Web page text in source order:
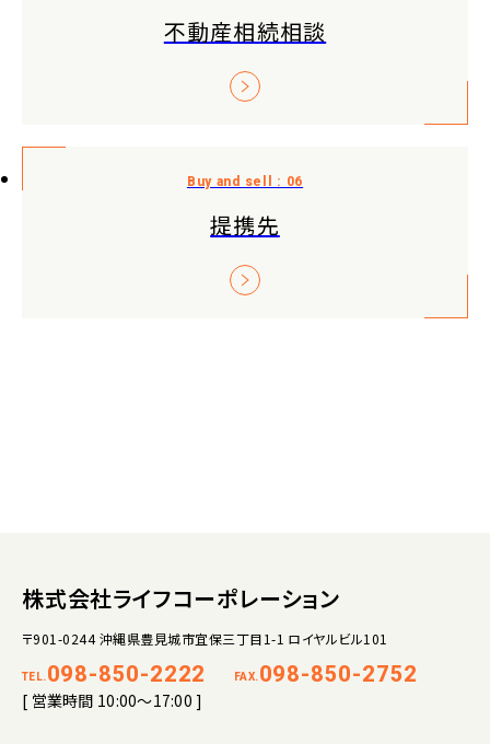
不動産相続相談
提携先
株式会社ライフコーポレーション
〒901-0244 沖縄県豊見城市宜保三丁目1-1 ロイヤルビル101
TEL. 098-850-2222 FAX. 098-850-2752
[ 営業時間 10:00～17:00 ]